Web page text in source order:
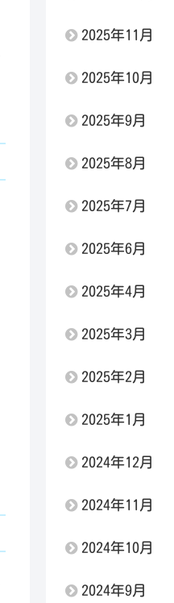
2025年11月
2025年10月
2025年9月
2025年8月
2025年7月
2025年6月
2025年4月
2025年3月
2025年2月
2025年1月
2024年12月
2024年11月
2024年10月
2024年9月